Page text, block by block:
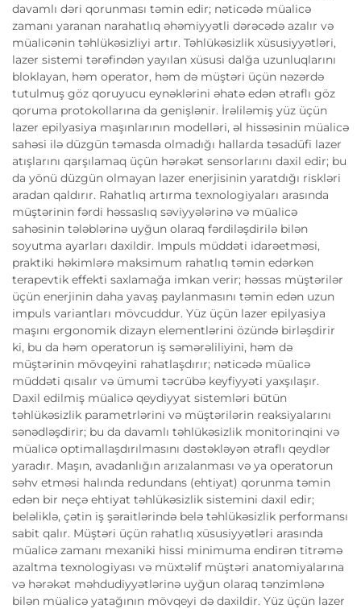
davamlı dəri qorunması təmin edir; nəticədə müalicə
zamanı yaranan narahatlıq əhəmiyyətli dərəcədə azalır və
müalicənin təhlükəsizliyi artır. Təhlükəsizlik xüsusiyyətləri,
lazer sistemi tərəfindən yayılan xüsusi dalğa uzunluqlarını
bloklayan, həm operator, həm də müştəri üçün nəzərdə
tutulmuş göz qoruyucu eynəklərini əhatə edən ətraflı göz
qoruma protokollarına da genişlənir. İrəliləmiş yüz üçün
lazer epilyasiya maşınlarının modelləri, əl hissəsinin müalicə
sahəsi ilə düzgün təmasda olmadığı hallarda təsadüfi lazer
atışlarını qarşılamaq üçün hərəkət sensorlarını daxil edir; bu
da yönü düzgün olmayan lazer enerjisinin yaratdığı riskləri
aradan qaldırır. Rahatlıq artırma texnologiyaları arasında
müştərinin fərdi həssaslıq səviyyələrinə və müalicə
sahəsinin tələblərinə uyğun olaraq fərdiləşdirilə bilən
soyutma ayarları daxildir. Impuls müddəti idarəetməsi,
praktiki həkimlərə maksimum rahatlıq təmin edərkən
terapevtik effekti saxlamağa imkan verir; həssas müştərilər
üçün enerjinin daha yavaş paylanmasını təmin edən uzun
impuls variantları mövcuddur. Yüz üçün lazer epilyasiya
maşını ergonomik dizayn elementlərini özündə birləşdirir
ki, bu da həm operatorun iş səmərəliliyini, həm də
müştərinin mövqeyini rahatlaşdırır; nəticədə müalicə
müddəti qısalır və ümumi təcrübə keyfiyyəti yaxşılaşır.
Daxil edilmiş müalicə qeydiyyat sistemləri bütün
təhlükəsizlik parametrlərini və müştərilərin reaksiyalarını
sənədləşdirir; bu da davamlı təhlükəsizlik monitorinqini və
müalicə optimallaşdırılmasını dəstəkləyən ətraflı qeydlər
yaradır. Maşın, avadanlığın arızalanması və ya operatorun
səhv etməsi halında redundans (ehtiyat) qorunma təmin
edən bir neçə ehtiyat təhlükəsizlik sistemini daxil edir;
beləliklə, çətin iş şəraitlərində belə təhlükəsizlik performansı
sabit qalır. Müştəri üçün rahatlıq xüsusiyyətləri arasında
müalicə zamanı mexaniki hissi minimuma endirən titrəmə
azaltma texnologiyası və müxtəlif müştəri anatomiyalarına
və hərəkət məhdudiyyətlərinə uyğun olaraq tənzimlənə
bilən müalicə yatağının mövqeyi də daxildir. Yüz üçün lazer